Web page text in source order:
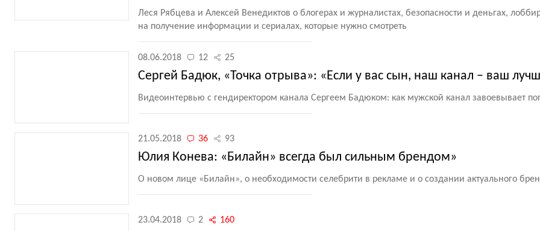
Леся Рябцева и Алексей Венедиктов о блогерах и журналистах, безопасности и деньгах,
на получение информации и сериалах, которые нужно смотреть
08.06.2018 12 25
Сергей Бадюк, «Точка отрыва»: «Если у вас сын, наш канал – ваш
Видеоинтервью с гендиректором канала Сергеем Бадюком: как мужской канал завоевывает
21.05.2018 36 93
Юлия Конева: «Билайн» всегда был сильным брендом»
О новом лице «Билайн», о необходимости селебрити в рекламе и о создании актуального
23.04.2018 2 160